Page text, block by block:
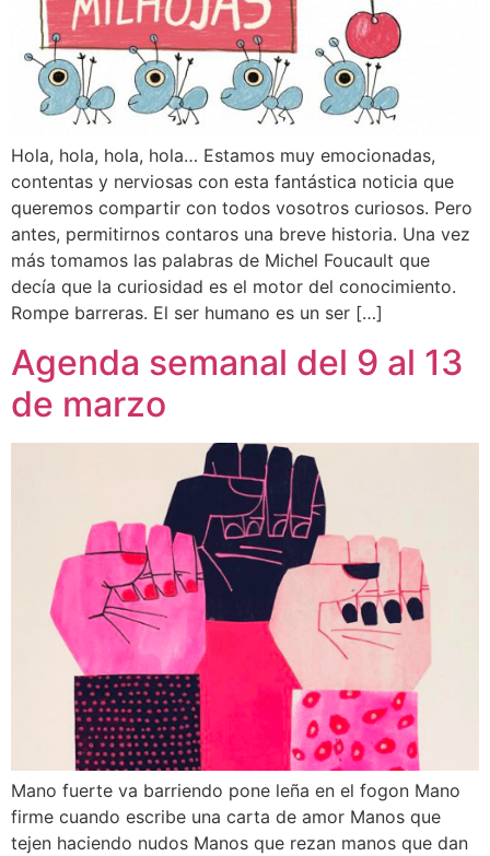
Hola, hola, hola, hola… Estamos muy emocionadas,
contentas y nerviosas con esta fantástica noticia que
queremos compartir con todos vosotros curiosos. Pero
antes, permitirnos contaros una breve historia. Una vez
más tomamos las palabras de Michel Foucault que
decía que la curiosidad es el motor del conocimiento.
Rompe barreras. El ser humano es un ser […]
Agenda semanal del 9 al 13
de marzo
Mano fuerte va barriendo pone leña en el fogon Mano
firme cuando escribe una carta de amor Manos que
tejen haciendo nudos Manos que rezan manos que dan